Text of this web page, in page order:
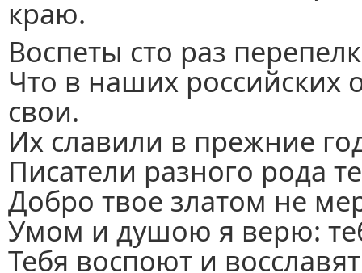
краю.
Воспеты сто раз
Что в наших российских
свои.
Их славили в прежние
Писатели разного рода
Добро твое златом не
Умом и душою я верю:
Тебя воспоют и